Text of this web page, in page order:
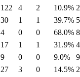
122 4 2 10.9%
30 1 1 39.7%
4 0 0 68.0%
17 1 1 31.9%
9 0 0 9.0%
27 3 0 14.5%